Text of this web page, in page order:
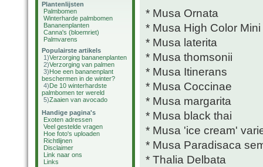
Plantenlijsten
Palmbomen
Winterharde palmbomen
Bananenplanten
Canna's (bloemriet)
Palmvarens
Populairste artikels
1)Verzorging bananenplanten
2)Verzorging van palmen
3)Hoe een bananenplant
beschermen in de winter?
4)De 10 winterhardste
palmbomen ter wereld
5)Zaaien van avocado
Handige pagina's
Exoten adressen
Veel gestelde vragen
Hoe foto's uploaden
Richtlijnen
Disclaimer
Link naar ons
Links
* Musa Ornata
* Musa High Color Mini
* Musa laterita
* Musa thomsonii
* Musa Itinerans
* Musa Coccinae
* Musa margarita
* Musa black thai
* Musa 'ice cream'
* Musa Paradisaca
* Thalia Delbata